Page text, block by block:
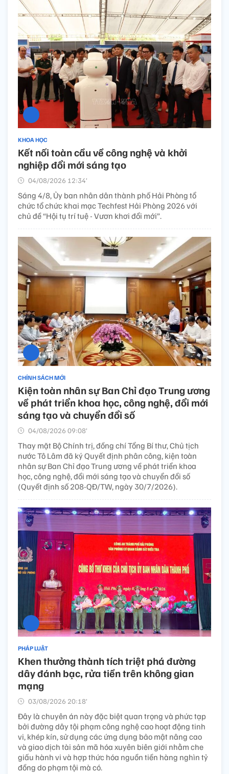
KHOA HỌC
Kết nối toàn cầu về công nghệ và khởi
nghiệp đổi mới sáng tạo
04/08/2026 12:34’
Sáng 4/8, Ủy ban nhân dân thành phố Hải Phòng tổ
chức tổ chức khai mạc Techfest Hải Phòng 2026 với
chủ đề “Hội tụ trí tuệ - Vươn khơi đổi mới”.
CHÍNH SÁCH MỚI
Kiện toàn nhân sự Ban Chỉ đạo Trung ương
về phát triển khoa học, công nghệ, đổi mới
sáng tạo và chuyển đổi số
04/08/2026 09:08’
Thay mặt Bộ Chính trị, đồng chí Tổng Bí thư, Chủ tịch
nước Tô Lâm đã ký Quyết định phân công, kiện toàn
nhân sự Ban Chỉ đạo Trung ương về phát triển khoa
học, công nghệ, đổi mới sáng tạo và chuyển đổi số
(Quyết định số 208-QĐ/TW, ngày 30/7/2026).
PHÁP LUẬT
Khen thưởng thành tích triệt phá đường
dây đánh bạc, rửa tiền trên không gian
mạng
03/08/2026 20:18’
Đây là chuyên án này đặc biệt quan trọng và phức tạp
bởi đường dây tội phạm công nghệ cao hoạt động tinh
vi, khép kín, sử dụng các ứng dụng bảo mật nâng cao
và giao dịch tài sản mã hóa xuyên biên giới nhằm che
giấu hành vi và hợp thức hóa nguồn tiền hàng nghìn tỷ
đồng do phạm tội mà có.